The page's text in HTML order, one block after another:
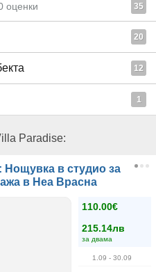
оценки 35
20
12
1
Paradise:
в студио за
в Неа Врасна
110.00€
215.14лв
за двама
1.09 - 30.09